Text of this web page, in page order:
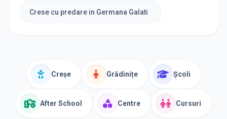
Crese cu predare in Germana Galati
Creșe Grădinițe Școli
After School Centre Cursuri